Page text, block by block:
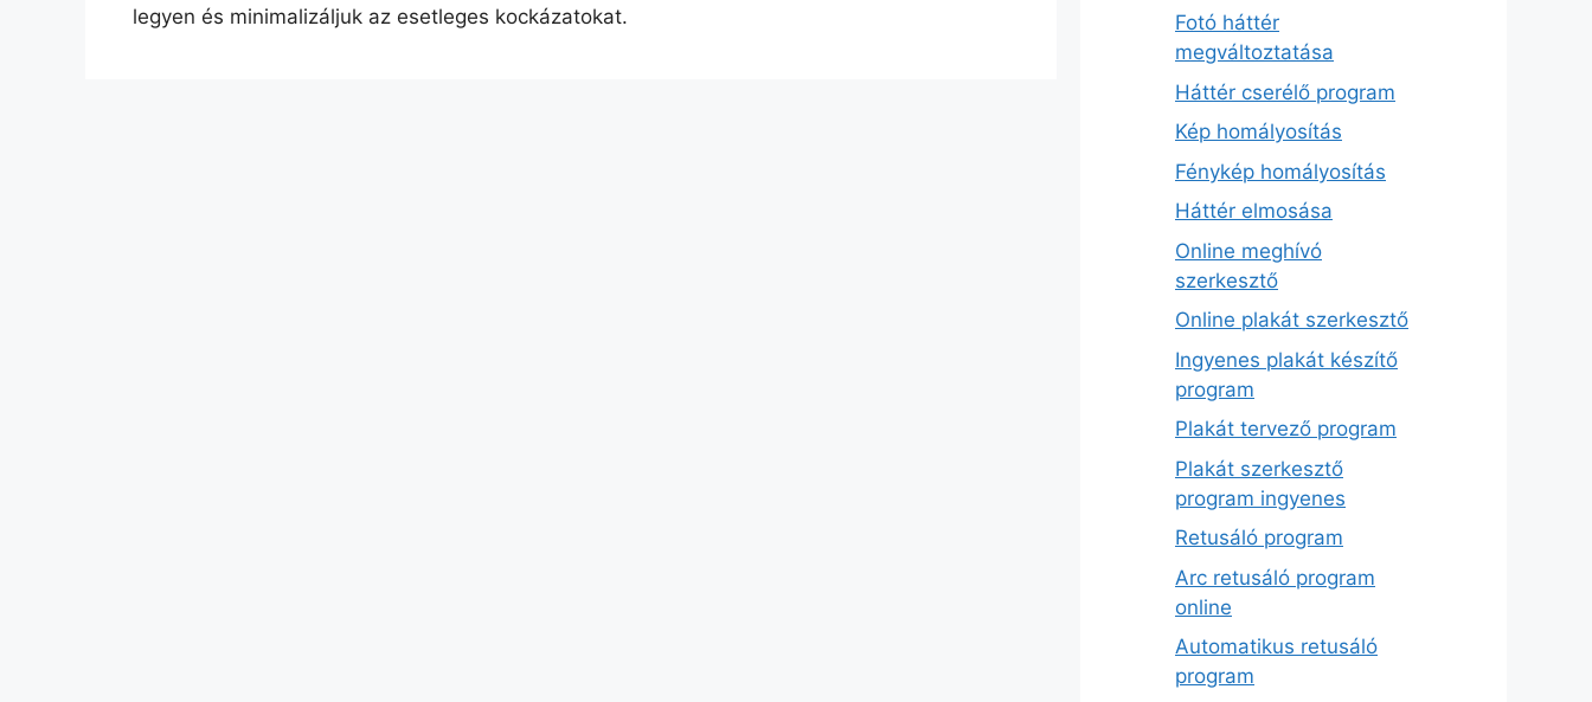
legyen és minimalizáljuk az esetleges kockázatokat.
Fotó háttér
megváltoztatása
Háttér cserélő program
Kép homályosítás
Fénykép homályosítás
Háttér elmosása
Online meghívó
szerkesztő
Online plakát szerkesztő
Ingyenes plakát készítő
program
Plakát tervező program
Plakát szerkesztő
program ingyenes
Retusáló program
Arc retusáló program
online
Automatikus retusáló
program